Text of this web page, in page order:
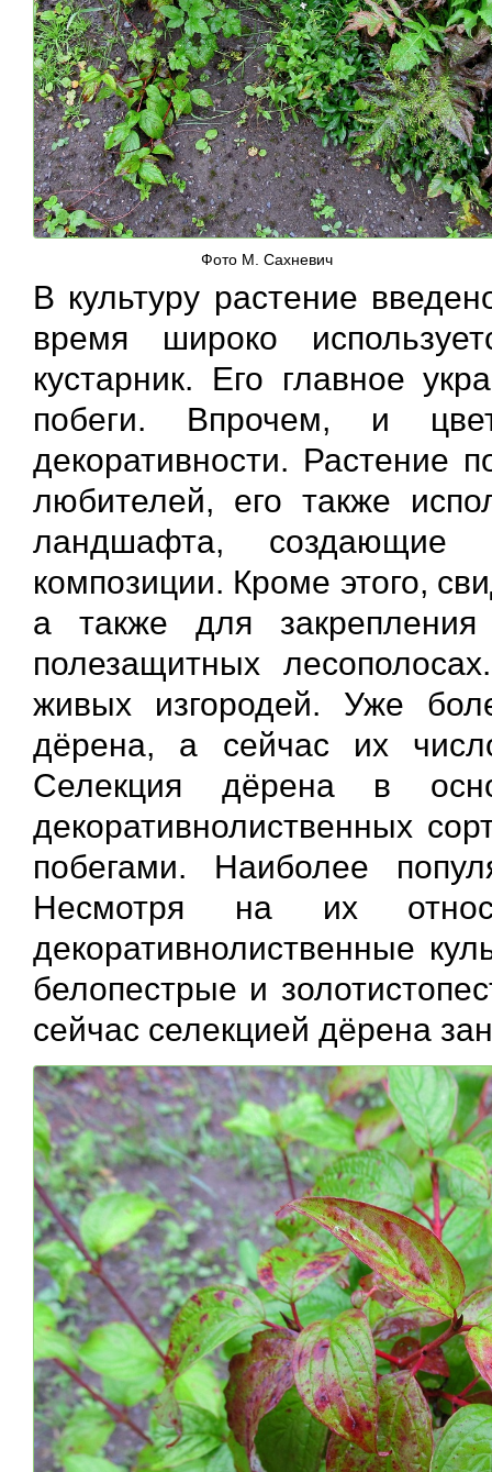
Фото М. Сахневич
В культуру растение
время широко
кустарник. Его главное
побеги. Впрочем, и
декоративности. Растение
любителей, его также
ландшафта, создающие
композиции. Кроме этого,
а также для
полезащитных
живых изгородей. Уже
дёрена, а сейчас их
Селекция дёрена в
декоративнолиственных
побегами. Наиболее
Несмотря на их
декоративнолиственные
белопестрые и
сейчас селекцией дёрена